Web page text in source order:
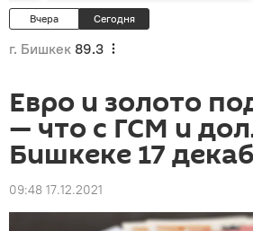
Вчера Сегодня
г. Бишкек 89.3
Евро и золото
— что с ГСМ и
Бишкеке 17
09:48 17.12.2021